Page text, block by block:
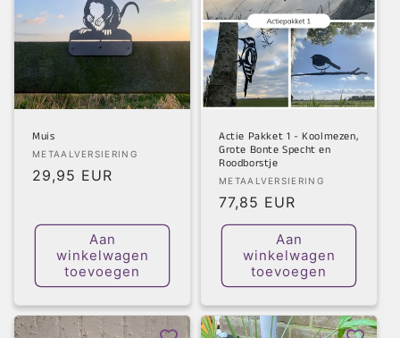
Muis
Verkoper:
METAALVERSIERING
Normale
29,95 EUR
Aan
winkelwagen
toevoegen
Actie Pakket 1 - Koolmezen,
Grote Bonte Specht en
Roodborstje
Verkoper:
METAALVERSIERING
Normale
prijs
77,85 EUR
Aan
winkelwagen
toevoegen